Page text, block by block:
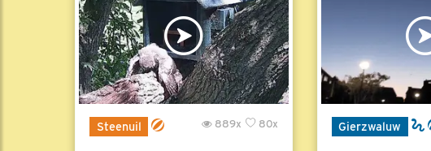
Steenuil 80x
889x Gierzwaluw